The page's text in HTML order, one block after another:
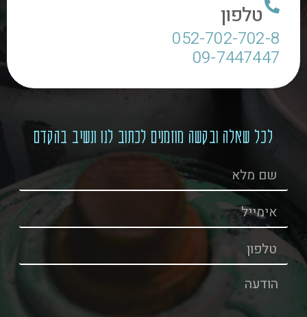
טלפון
052-702-702-8
09-7447447
לכל שאלה ובקשה מוזמנים לכתוב לנו ונשיב בהקדם